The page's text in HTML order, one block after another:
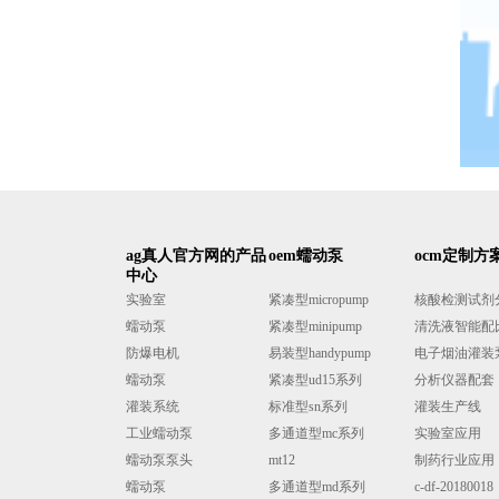
ag真人官方网的产品
中心
oem蠕动泵 ocm定制方
实验室
蠕动泵
防爆电机
蠕动泵
灌装系统
工业蠕动泵
蠕动泵泵头
蠕动泵
紧凑型micropump
紧凑型minipump
易装型handypump
紧凑型ud15系列
标准型sn系列
多通道型mc系列
mt12
多通道型md系列
核酸检测试剂
清洗液智能配
电子烟油灌装
分析仪器配套
灌装生产线
实验室应用
制药行业应用
c-df-20180018